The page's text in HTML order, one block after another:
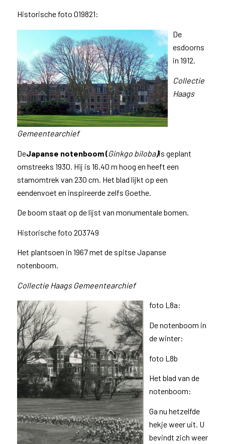
Historische foto 019821:
De
esdoorns
in 1912.
Collectie
Haags
Gemeentearchief
DeJapanse notenboom (Ginkgo biloba)is geplant
omstreeks 1930. Hij is 16.40 m hoog en heeft een
stamomtrek van 230 cm. Het blad lijkt op een
eendenvoet en inspireerde zelfs Goethe.
De boom staat op de lijst van monumentale bomen.
Historische foto 203749
Het plantsoen in 1967 met de spitse Japanse
notenboom.
Collectie Haags Gemeentearchief
foto L8a:
De notenboom in
de winter:
foto L8b
Het blad van de
notenboom:
Ga nu hetzelfde
hekje weer uit. U
bevindt zich weer